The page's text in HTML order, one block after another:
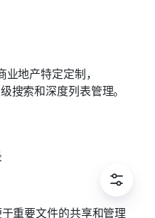
地产特定定制，
搜索和深度列表管理。
重要文件的共享和管理